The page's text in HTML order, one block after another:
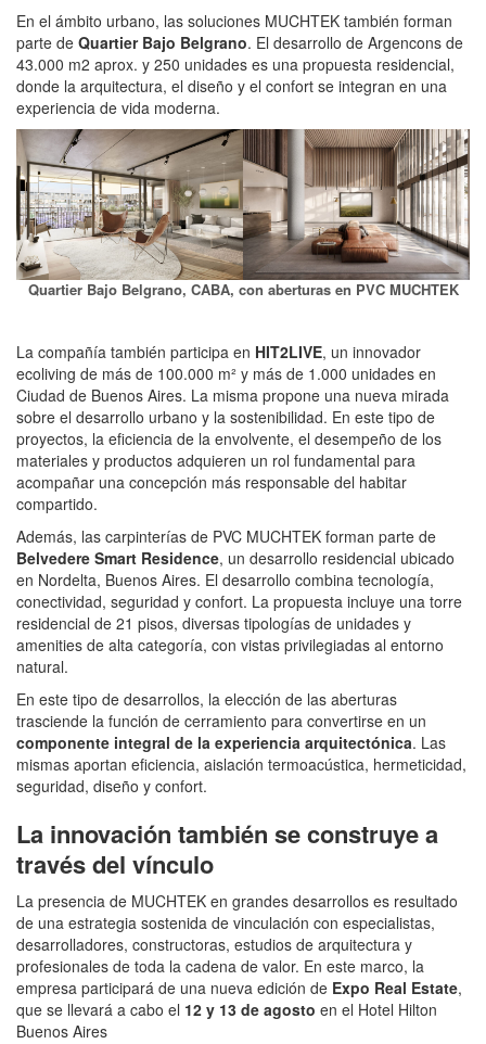
En el ámbito urbano, las soluciones MUCHTEK también forman
parte de Quartier Bajo Belgrano. El desarrollo de Argencons de
43.000 m2 aprox. y 250 unidades es una propuesta residencial,
donde la arquitectura, el diseño y el confort se integran en una
experiencia de vida moderna.
Quartier Bajo Belgrano, CABA, con aberturas en PVC MUCHTEK
La compañía también participa en HIT2LIVE, un innovador
ecoliving de más de 100.000 m² y más de 1.000 unidades en
Ciudad de Buenos Aires. La misma propone una nueva mirada
sobre el desarrollo urbano y la sostenibilidad. En este tipo de
proyectos, la eficiencia de la envolvente, el desempeño de los
materiales y productos adquieren un rol fundamental para
acompañar una concepción más responsable del habitar
compartido.
Además, las carpinterías de PVC MUCHTEK forman parte de
Belvedere Smart Residence, un desarrollo residencial ubicado
en Nordelta, Buenos Aires. El desarrollo combina tecnología,
conectividad, seguridad y confort. La propuesta incluye una torre
residencial de 21 pisos, diversas tipologías de unidades y
amenities de alta categoría, con vistas privilegiadas al entorno
natural.
En este tipo de desarrollos, la elección de las aberturas
trasciende la función de cerramiento para convertirse en un
componente integral de la experiencia arquitectónica. Las
mismas aportan eficiencia, aislación termoacústica, hermeticidad,
seguridad, diseño y confort.
La innovación también se construye a
través del vínculo
La presencia de MUCHTEK en grandes desarrollos es resultado
de una estrategia sostenida de vinculación con especialistas,
desarrolladores, constructoras, estudios de arquitectura y
profesionales de toda la cadena de valor. En este marco, la
empresa participará de una nueva edición de Expo Real Estate,
que se llevará a cabo el 12 y 13 de agosto en el Hotel Hilton
Buenos Aires